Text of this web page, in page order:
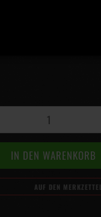
AUF DEN MERKZETTEL